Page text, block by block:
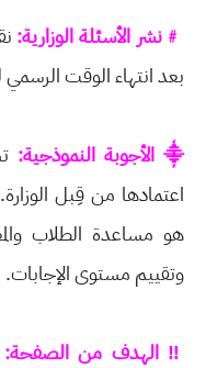
﹟نشر الأسئلة الوزارية:
بعد انتهاء الوقت الرسمي
⸎ الأجوبة النموذجية:
اعتمادها من قِبل
هو مساعدة الطلاب
وتقييم مستوى الإجابات.
‼ الهدف من الصفحة: